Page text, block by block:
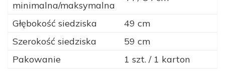
minimalna/maksymalna
Głębokość siedziska
49 cm
Szerokość siedziska
59 cm
Pakowanie
1 szt. / 1 karton